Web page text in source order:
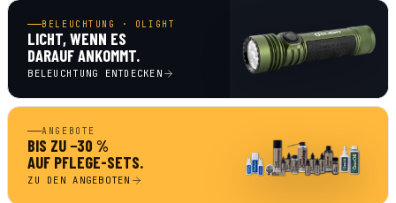
BELEUCHTUNG · OLIGHT
LICHT, WENN ES
DARAUF ANKOMMT.
BELEUCHTUNG ENTDECKEN
ANGEBOTE
BIS ZU −30 %
AUF PFLEGE-SETS.
ZU DEN ANGEBOTEN